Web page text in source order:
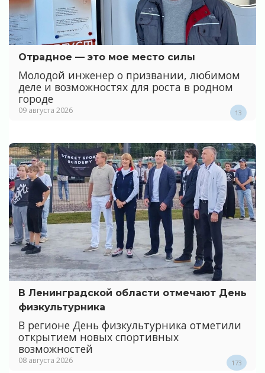
Отрадное — это мое место силы
Молодой инженер о призвании, любимом
деле и возможностях для роста в родном
городе
09 августа 2026 13
В Ленинградской области отмечают День
физкультурника
В регионе День физкультурника отметили
открытием новых спортивных
возможностей
08 августа 2026 173